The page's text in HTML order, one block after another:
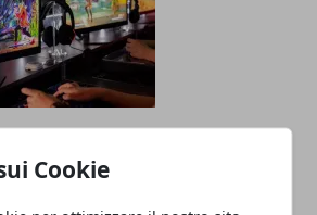
Cookie
I videogame fanno